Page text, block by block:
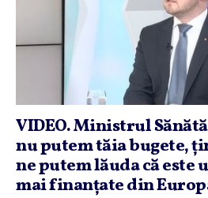
VIDEO. Ministrul
nu putem tăia bugete,
ne putem lăuda că este
mai finanţate din